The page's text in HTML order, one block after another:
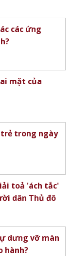
các ứng
mặt của
trẻ trong ngày
toả 'ách tắc'
dân Thủ đô
dưng vỡ màn
hành?